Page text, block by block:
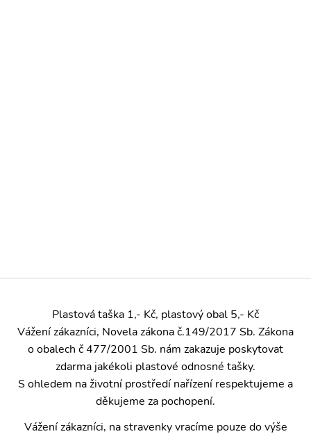
Plastová taška 1,- Kč, plastový obal 5,- Kč
Vážení zákazníci, Novela zákona č.149/2017 Sb. Zákona
o obalech č 477/2001 Sb. nám zakazuje poskytovat
zdarma jakékoli plastové odnosné tašky.
S ohledem na životní prostředí nařízení respektujeme a
děkujeme za pochopení.
Vážení zákazníci, na stravenky vracíme pouze do výše